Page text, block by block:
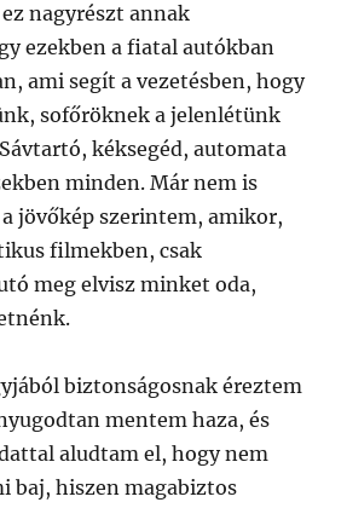
nagyrészt annak
ezekben a fiatal autókban
ami segít a vezetésben, hogy
sofőröknek a jelenlétünk
kéksegéd, automata
minden. Már nem is
jövőkép szerintem, amikor,
filmekben, csak
meg elvisz minket oda,
biztonságosnak éreztem
mentem haza, és
aludtam el, hogy nem
baj, hiszen magabiztos